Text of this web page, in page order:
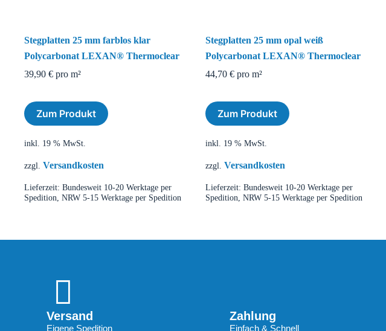
Stegplatten 25 mm farblos klar
Polycarbonat LEXAN® Thermoclear
39,90 € pro m²
Zum Produkt
inkl. 19 % MwSt.
zzgl. Versandkosten
Lieferzeit: Bundesweit 10-20 Werktage per
Spedition, NRW 5-15 Werktage per Spedition
Stegplatten 25 mm opal weiß
Polycarbonat LEXAN® Thermoclear
44,70 €pro m²
Zum Produkt
inkl. 19 % MwSt.
zzgl. Versandkosten
Lieferzeit: Bundesweit 10-20 Werktage per
Spedition, NRW 5-15 Werktage per Spedition
Versand
Eigene Spedition
Zahlung
Einfach & Schnell